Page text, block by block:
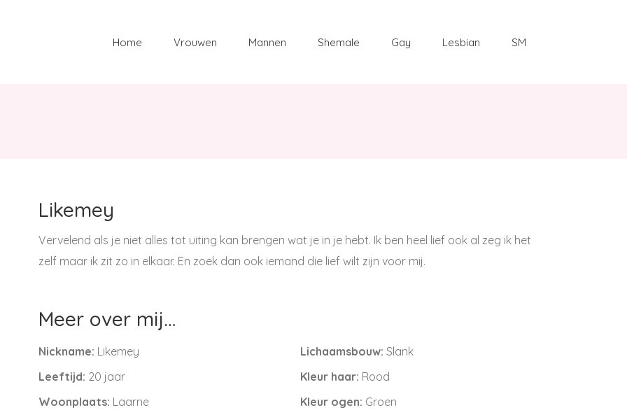
Home Vrouwen Mannen Shemale Gay Lesbian SM
Likemey
Vervelend als je niet alles tot uiting kan brengen wat je in je hebt. Ik ben heel lief ook al zeg ik het
zelf maar ik zit zo in elkaar. En zoek dan ook iemand die lief wilt zijn voor mij.
Meer over mij…
Nickname: Likemey
Leeftijd: 20 jaar
Woonplaats: Laarne
Lichaamsbouw: Slank
Kleur haar: Rood
Kleur ogen: Groen